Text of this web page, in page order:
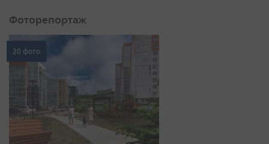
Фоторепортаж
20 фото